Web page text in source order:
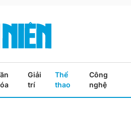
Giải
trí
Thể
thao
Công
nghệ